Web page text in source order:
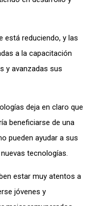
está reduciendo, y las
a la capacitación
y avanzadas sus
deja en claro que
beneficiarse de una
pueden ayudar a sus
tecnologías.
estar muy atentos a
jóvenes y